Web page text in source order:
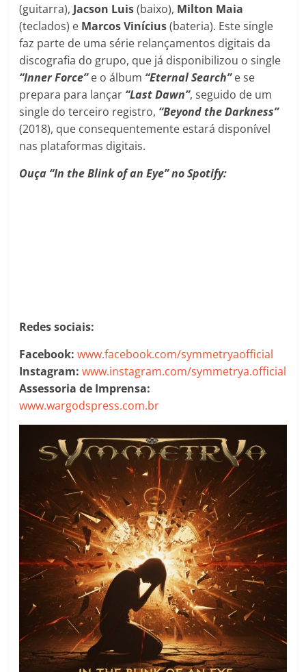
(guitarra), Jacson Luis(baixo), Milton Maia
(teclados) e Marcos Vinícius(bateria). Este single
faz parte de uma série relançamentos digitais da
discografia do grupo, que já disponibilizou o single
“Inner Force”e o álbum “Eternal Search”e se
prepara para lançar “Last Dawn”, seguido de um
single do terceiro registro, “Beyond the Darkness”
(2018), que consequentemente estará disponível
nas plataformas digitais.
Ouça “In the Blink of an Eye” no Spotify:
Redes sociais:
Facebook:www.facebook.com/symmetryaofficial
Instagram: www.instagram.com/symmetrya.official
Assessoria de Imprensa:
www.wargodspress.com.br